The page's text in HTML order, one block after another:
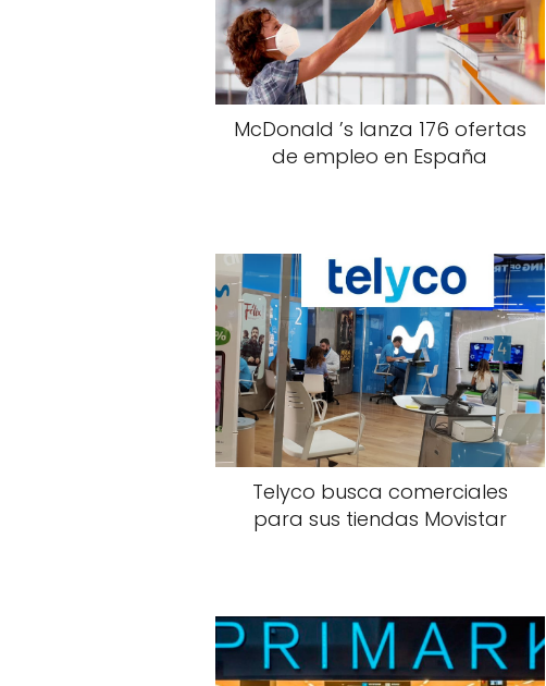
McDonald ’s lanza 176 ofertas
de empleo en España
Telyco busca comerciales
para sus tiendas Movistar